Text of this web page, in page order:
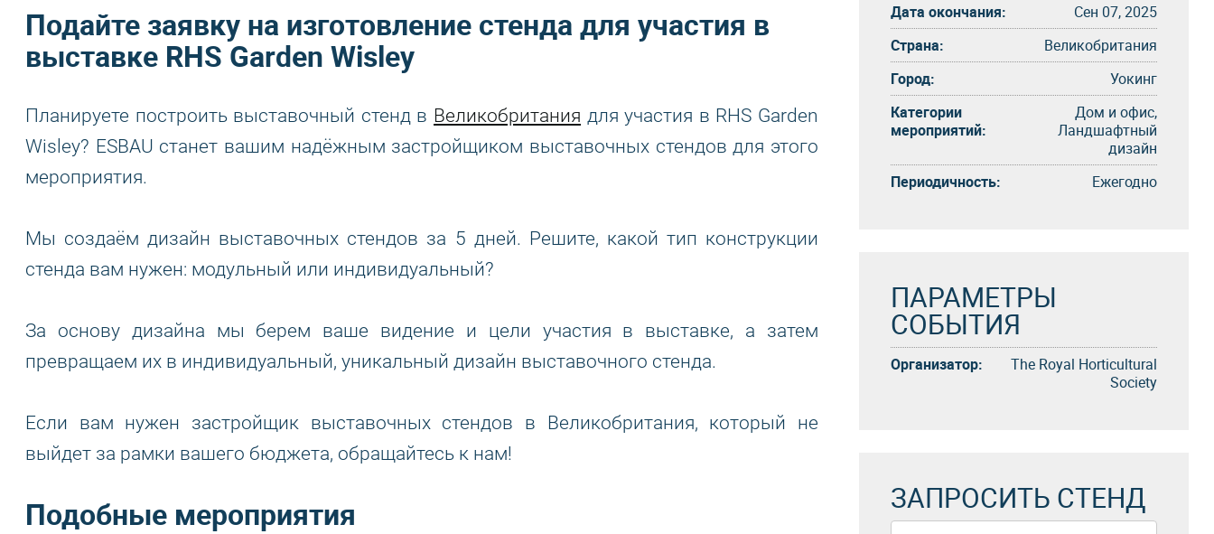
Подайте заявку на изготовление стенда для участия в
выставке RHS Garden Wisley
Планируете построить выставочный стенд в Великобритания для участия в RHS Garden
Wisley? ESBAU станет вашим надёжным застройщиком выставочных стендов для этого
мероприятия.
Мы создаём дизайн выставочных стендов за 5 дней. Решите, какой тип конструкции
стенда вам нужен: модульный или индивидуальный?
За основу дизайна мы берем ваше видение и цели участия в выставке, а затем
превращаем их в индивидуальный, уникальный дизайн выставочного стенда.
Если вам нужен застройщик выставочных стендов в Великобритания, который не
выйдет за рамки вашего бюджета, обращайтесь к нам!
Подобные мероприятия
Дата окончания:
Сен 07, 2025
Страна:
Великобритания
Город:
Уокинг
Категории
мероприятий:
Дом и офис,
Ландшафтный
дизайн
Периодичность:
Eжегоднo
ПАРАМЕТРЫ
СОБЫТИЯ
Организатор:
The Royal Horticultural
Society
ЗАПРОСИТЬ СТЕНД